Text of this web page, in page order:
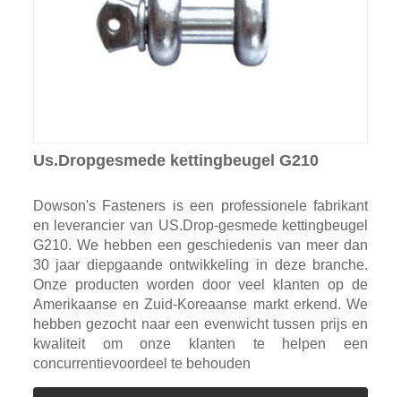
Us.Dropgesmede kettingbeugel G210
Dowson's Fasteners is een professionele fabrikant
en leverancier van US.Drop-gesmede kettingbeugel
G210. We hebben een geschiedenis van meer dan
30 jaar diepgaande ontwikkeling in deze branche.
Onze producten worden door veel klanten op de
Amerikaanse en Zuid-Koreaanse markt erkend. We
hebben gezocht naar een evenwicht tussen prijs en
kwaliteit om onze klanten te helpen een
concurrentievoordeel te behouden